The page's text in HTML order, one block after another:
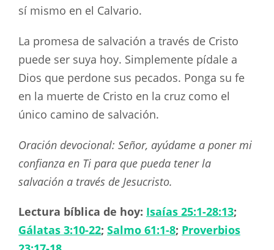
sí mismo en el Calvario.
La promesa de salvación a través de Cristo
puede ser suya hoy. Simplemente pídale a
Dios que perdone sus pecados. Ponga su fe
en la muerte de Cristo en la cruz como el
único camino de salvación.
Oración devocional: Señor, ayúdame a poner mi
confianza en Ti para que pueda tener la
salvación a través de Jesucristo.
Lectura bíblica de hoy: Isaías 25:1-28:13;
Gálatas 3:10-22; Salmo 61:1-8; Proverbios